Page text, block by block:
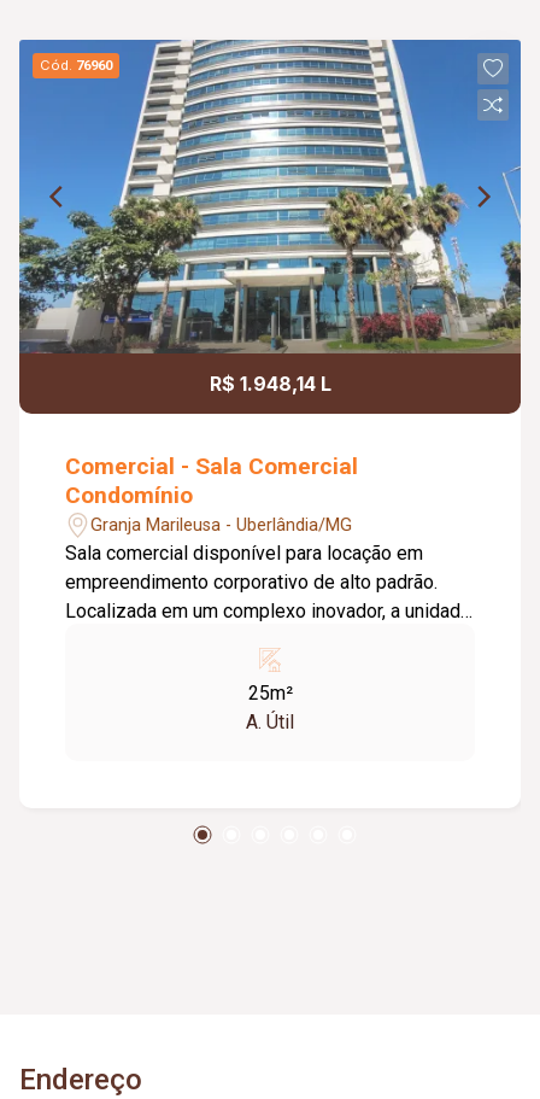
Cód. 76960
R$ 1.948,14 L
Comercial - Sala Comercial
Condomínio
Granja Marileusa - Uberlândia/MG
Sala comercial disponível para locação em
empreendimento corporativo de alto padrão.
Localizada em um complexo inovador, a unidade
com: Recepção com atendimento profissional;
Sistema de acesso por reconhecimento facial;
Sala de coworking compartilhada; Salas de
integrado ao projeto arquitetônico; Garagem
25m²
A. Útil
Endereço